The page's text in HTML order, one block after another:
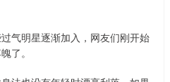
气明星逐渐加入，网友们刚开始
了。